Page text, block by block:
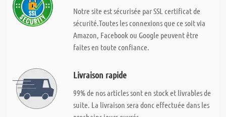
Notre site est sécurisée par SSL certificat de
sécurité.Toutes les connexions que ce soit via
Amazon, Facebook ou Google peuvent être
faites en toute confiance.
Livraison rapide
99% de nos articles sont en stock et livrables de
suite. La livraison sera donc effectuée dans les